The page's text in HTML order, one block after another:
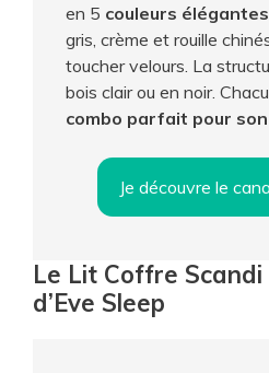
en 5 couleurs
gris, crème et rouille
toucher velours. La
bois clair ou en noir.
combo parfait pour
Je découvre le
Le Lit Coffre
d’Eve Sleep